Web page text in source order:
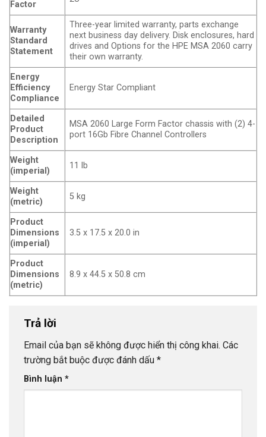
Factor
Warranty
Standard
Statement
Three-year limited warranty, parts exchange
next business day delivery. Disk enclosures, hard
drives and Options for the HPE MSA 2060 carry
their own warranty.
Energy
Efficiency
Compliance
Energy Star Compliant
Detailed
Product
Description
MSA 2060 Large Form Factor chassis with (2) 4-
port 16Gb Fibre Channel Controllers
Weight
(imperial)
11 lb
Weight
(metric)
5 kg
Product
Dimensions
(imperial)
3.5 x 17.5 x 20.0 in
Product
Dimensions
(metric)
8.9 x 44.5 x 50.8 cm
Trả lời
Email của bạn sẽ không được hiển thị công khai. Các
trường bắt buộc được đánh dấu *
Bình luận *